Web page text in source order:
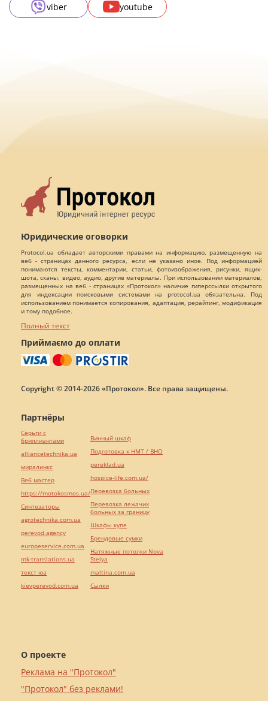
viber
youtube
Юридические оговорки
Protocol.ua обладает авторскими правами на информацию, размещенную на
веб - страницах данного ресурса, если не указано иное. Под информацией
понимаются тексты, комментарии, статьи, фотоизображения, рисунки, ящик-
шота, сканы, видео, аудио, другие материалы. При использовании материалов,
размещенных на веб - страницах «Протокол» наличие гиперссылки открытого
для индексации поисковыми системами на protocol.ua обязательна. Под
использованием понимается копирования, адаптация, рерайтинг, модификация
и тому подобное.
Полный текст
Приймаємо до оплати
Copyright © 2014-2026 «Протокол». Все права защищены.
О проекте
Реклама на "Протокол"
"Протокол" без реклами!
Партнёры
Серьги с
бриллиантами
alliancetechnika.ua
миралинкс
Веб мастер
https://motokosmos.ua/
Синтезаторы
agrotechnika.com.ua
perevod.agency
europeservice.com.ua
mk-translations.ua
текст юа
kievperevod.com.ua
Винный шкаф
Подготовка к НМТ / ВНО
pereklad.ua
hospice-life.com.ua/
Перевозка больных
Перевозка лежачих
больных за границу
Шкафы купе
Брендовые сумки
Натяжные потолки Nova
Stelya
maltina.com.ua
Cылки